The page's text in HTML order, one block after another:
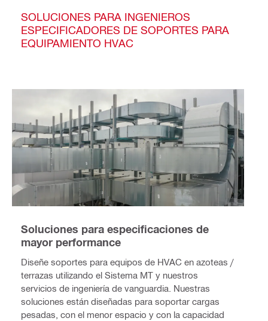
SOLUCIONES PARA INGENIEROS
ESPECIFICADORES DE SOPORTES PARA
EQUIPAMIENTO HVAC
Soluciones para especificaciones de
mayor performance
Diseñe soportes para equipos de HVAC en azoteas /
terrazas utilizando el Sistema MT y nuestros
servicios de ingeniería de vanguardia. Nuestras
soluciones están diseñadas para soportar cargas
pesadas, con el menor espacio y con la capacidad